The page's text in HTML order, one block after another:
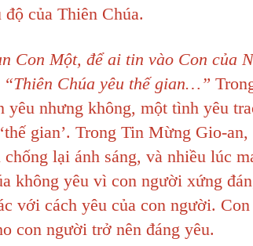
của Thiên Chúa.
Con Một, để ai tin vào Con của
Chúa yêu thế gian…”
yêu nhưng không, một tình yêu
gian’. Trong Tin Mừng Gio-
lại ánh sáng, và nhiều lúc
không yêu vì con người xứng
với cách yêu của con người.
con người trở nên đáng yêu.